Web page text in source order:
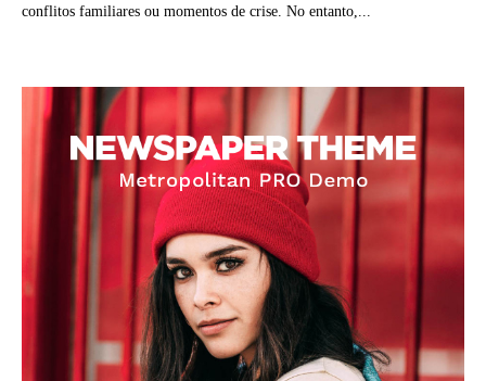
conflitos familiares ou momentos de crise. No entanto,...